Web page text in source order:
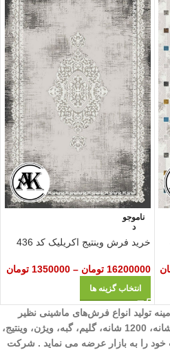
ناموجو
د
خرید فرش وینتیج اکریلیک کد 436
16200000 تومان –
1350000 تومان
انتخاب گزینه ها
تولید انواع فرش‌های ماشینی نظیر
طرح 700 شانه، 700 شانه، 1000 شانه، 1200 شانه، گلیم، گبه، ویژن، وینتیج،
خود را به بازار عرضه می نماید . شرکت